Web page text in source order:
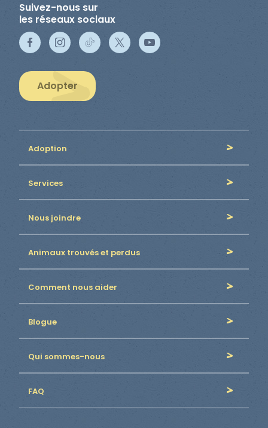
Suivez-nous sur
les réseaux sociaux
Adopter
Adoption
Services
Nous joindre
Animaux trouvés et perdus
Comment nous aider
Blogue
Qui sommes-nous
FAQ